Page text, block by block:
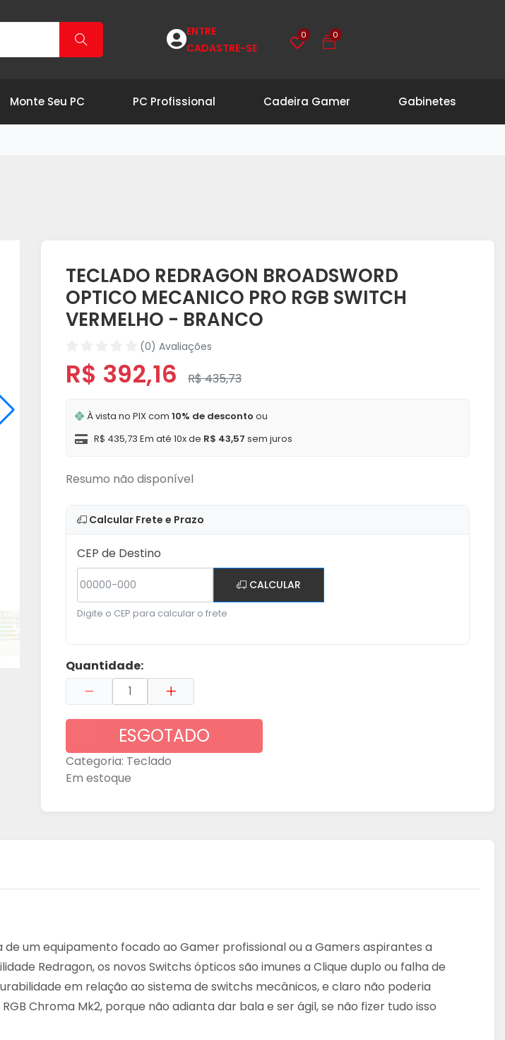
ENTRE
CADASTRE-SE
0 0
Monte Seu PC PC Profissional Cadeira Gamer Gabinetes
TECLADO REDRAGON BROADSWORD
OPTICO MECANICO PRO RGB SWITCH
VERMELHO - BRANCO
(0) Avaliações
R$ 392,16 R$ 435,73
À vista no PIX com 10% de desconto ou
R$ 435,73 Em até 10x de R$ 43,57 sem juros
Resumo não disponível
Calcular Frete e Prazo
CEP de Destino
CALCULAR
Digite o CEP para calcular o frete
Quantidade:
ESGOTADO
Categoria: Teclado
Em estoque
um equipamento focado ao Gamer profissional ou a Gamers aspirantes a
Redragon, os novos Switchs ópticos são imunes a Clique duplo ou falha de
em relação ao sistema de switchs mecânicos, e claro não poderia
Chroma Mk2, porque não adianta dar bala e ser ágil, se não fizer tudo isso